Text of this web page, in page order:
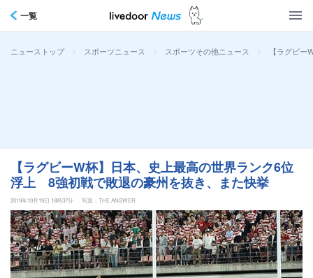
一覧
ニューストップ > スポーツニュース > スポーツその他ニュース > 【ラグビ
【ラグビーW杯】日本、史上最高の世界ランク6位
浮上 8強初戦で敗退の豪州を抜き、また快挙
2019年10月19日 18時37分 写真：THE ANSWER